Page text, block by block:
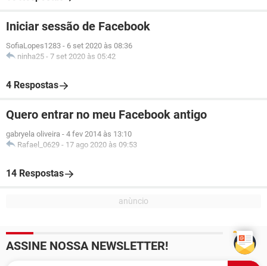
Iniciar sessão de Facebook
SofiaLopes1283 - 6 set 2020 às 08:36
ninha25 - 7 set 2020 às 05:42
4 Respostas
Quero entrar no meu Facebook antigo
gabryela oliveira - 4 fev 2014 às 13:10
Rafael_0629 - 17 ago 2020 às 09:53
14 Respostas
ASSINE NOSSA NEWSLETTER!